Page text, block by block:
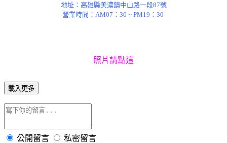
地址：高雄縣美濃鎮中山路一段87號
營業時間：AM07：30 ~ PM19：30
照片請點這
載入更多
公開留言 私密留言